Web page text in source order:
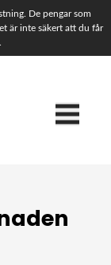
De pengar som
är inte säkert att du får